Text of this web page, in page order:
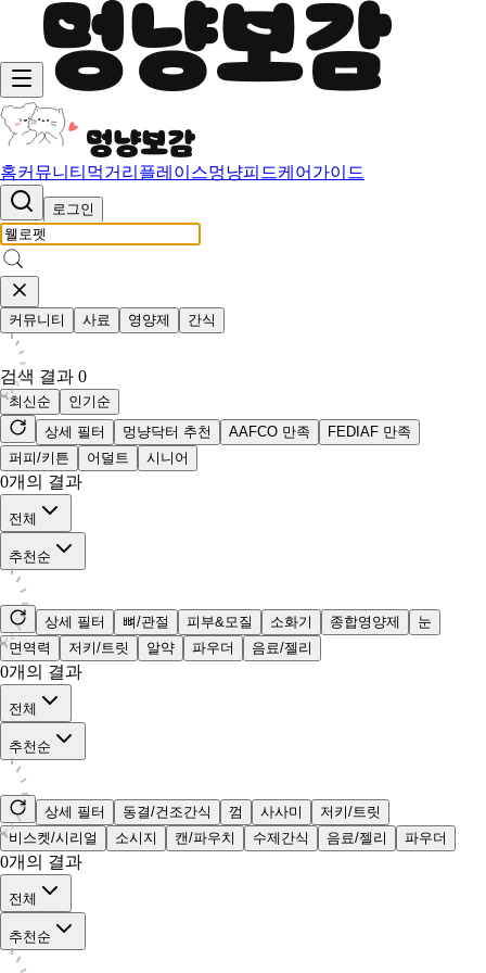
홈커뮤니티 먹거리 플레이스멍냥피드케어가이드
로그인
커뮤니티 사료 영양제 간식
검색 결과 0
최신순
인기순
상세 필터
멍냥닥터 추천 AAFCO 만족
FEDIAF 만족
퍼피/키튼
어덜트 시니어
0개의 결과
전체
추천순
상세 필터 뼈/관절 피부&모질 소화기 종합영양제
눈
면역력
저키/트릿 알약 파우더 음료/젤리
0개의 결과
전체
추천순
상세 필터 동결/건조간식 껌 사사미
저키/트릿
비스켓/시리얼
소시지 캔/파우치 수제간식 음료/젤리 파우더
0개의 결과
전체
추천순